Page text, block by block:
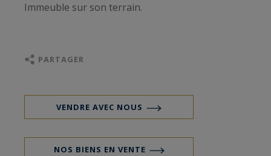
Immeuble sur son terrain.
PARTAGER
VENDRE AVEC NOUS
NOS BIENS EN VENTE